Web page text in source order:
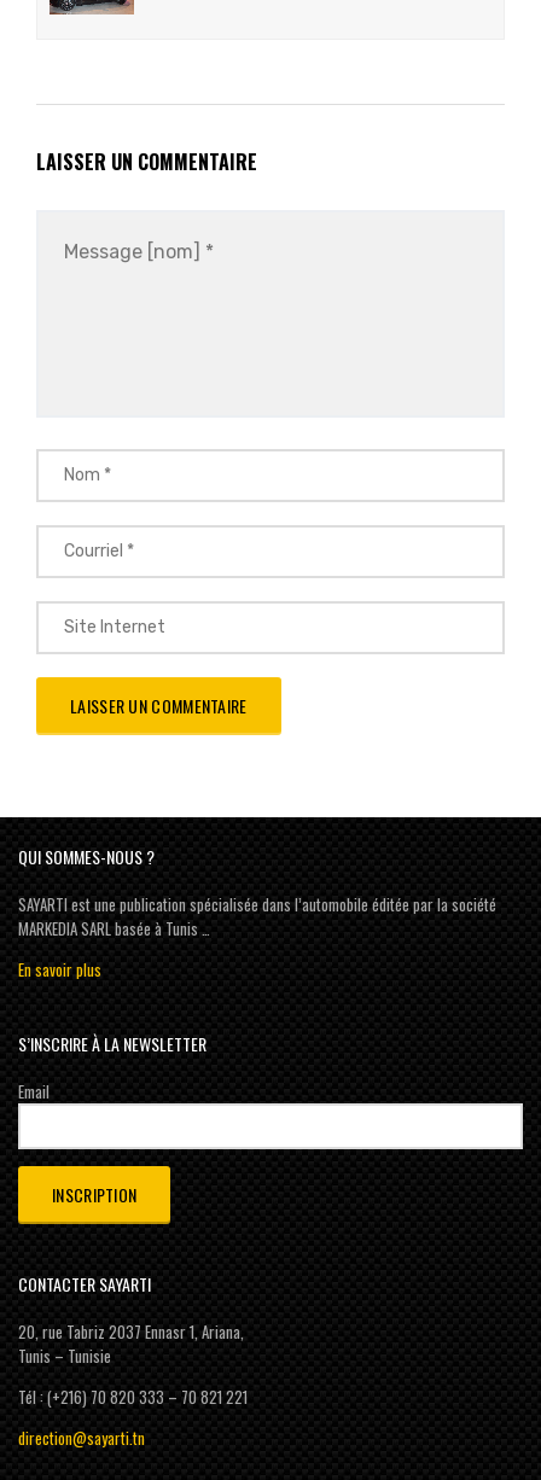
LAISSER UN COMMENTAIRE
QUI SOMMES-NOUS ?
SAYARTI est une publication spécialisée dans l’automobile éditée par la société
MARKEDIA SARL basée à Tunis …
En savoir plus
S’INSCRIRE À LA NEWSLETTER
Email
CONTACTER SAYARTI
20, rue Tabriz 2037 Ennasr 1, Ariana,
Tunis – Tunisie
Tél : (+216) 70 820 333 – 70 821 221
direction@sayarti.tn